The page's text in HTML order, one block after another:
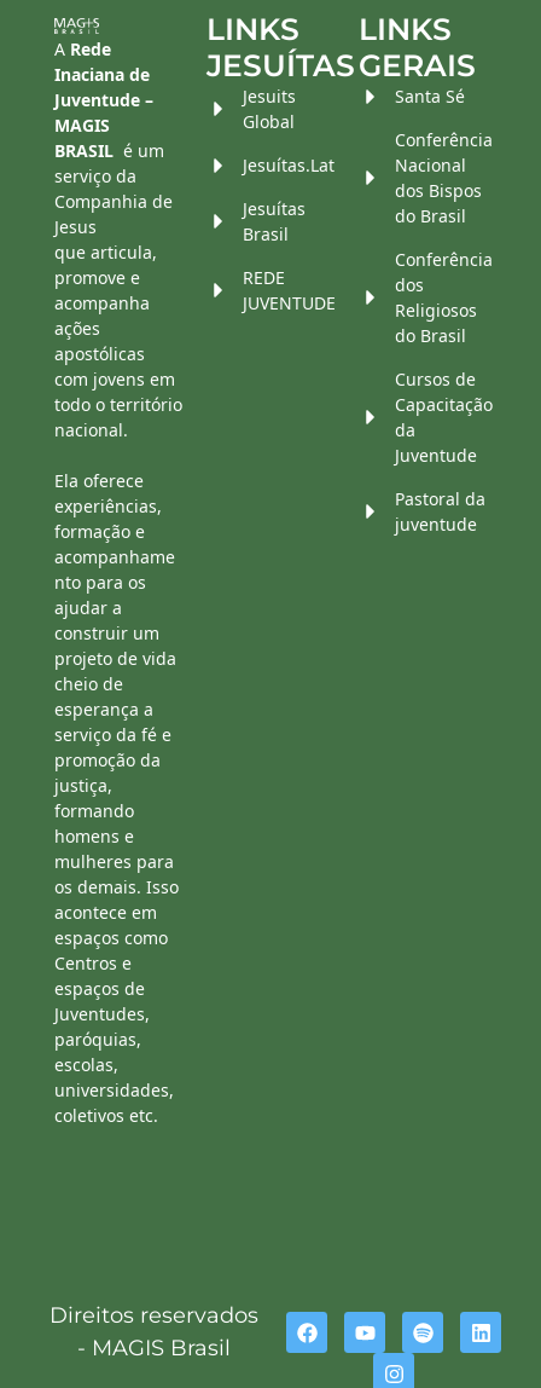
A Rede
Inaciana de
Juventude –
MAGIS
BRASIL é um
serviço da
Companhia de
Jesus
que articula,
promove e
acompanha
ações
apostólicas
com jovens em
todo o território
nacional.
Ela oferece
experiências,
formação e
acompanhame
nto para os
ajudar a
construir um
projeto de vida
cheio de
esperança a
serviço da fé e
promoção da
justiça,
formando
homens e
mulheres para
os demais. Isso
acontece em
espaços como
Centros e
espaços de
Juventudes,
paróquias,
escolas,
universidades,
coletivos etc.
LINKS
JESUÍTAS
Jesuits
Global
Jesuítas.Lat
Jesuítas
Brasil
REDE
JUVENTUDE
LINKS
GERAIS
Santa Sé
Conferência
Nacional
dos Bispos
do Brasil
Conferência
dos
Religiosos
do Brasil
Cursos de
Capacitação
da
Juventude
Pastoral da
juventude
Direitos reservados
- MAGIS Brasil